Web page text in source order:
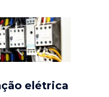
elétrica